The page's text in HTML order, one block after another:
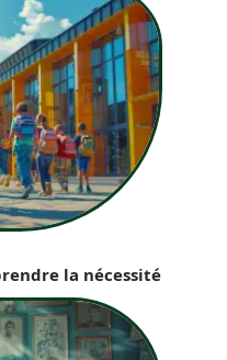
la nécessité